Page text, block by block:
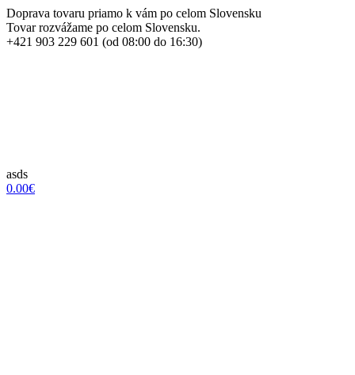
Doprava tovaru priamo k vám po celom Slovensku
Tovar rozvážame po celom Slovensku.
+421 903 229 601 (od 08:00 do 16:30)
asds
0.00€